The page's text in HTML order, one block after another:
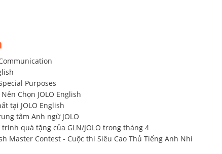
Purposes
Chọn JOLO English
tại JOLO English
tâm Anh ngữ JOLO
trình quà tặng của GLN/JOLO trong tháng 4
Master Contest - Cuộc thi Siêu Cao Thủ Tiếng Anh Nhí